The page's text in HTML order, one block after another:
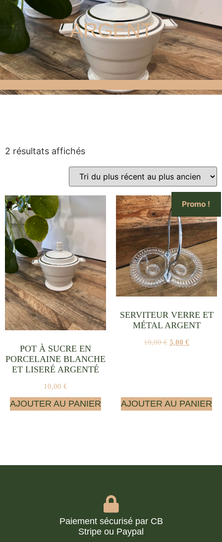
ARGENT
2 résultats affichés
POT À SUCRE EN
PORCELAINE BLANCHE
ET LISERÉ ARGENTÉ
10,00 €
AJOUTER AU PANIER
Promo !
SERVITEUR VERRE ET
MÉTAL ARGENT
10,00€ 5,00 €
AJOUTER AU PANIER
Paiement sécurisé par CB
Stripe ou Paypal